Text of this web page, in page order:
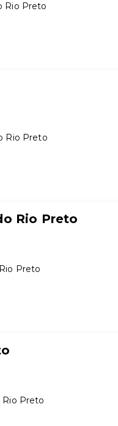
Rio Preto
Rio Preto
Rio Preto
Preto
Rio Preto